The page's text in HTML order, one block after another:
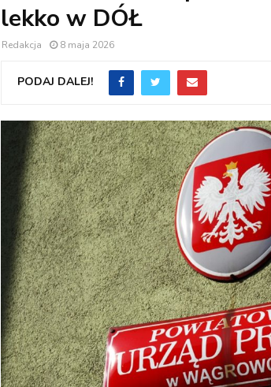
lekko w DÓŁ
Redakcja 8 maja 2026
PODAJ DALEJ!